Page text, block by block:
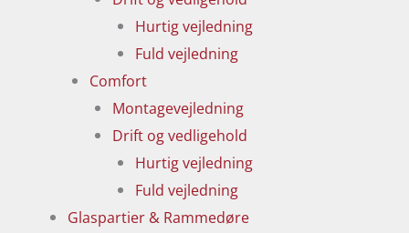
Hurtig vejledning
Fuld vejledning
Comfort
Montagevejledning
Drift og vedligehold
Hurtig vejledning
Fuld vejledning
Glaspartier & Rammedøre